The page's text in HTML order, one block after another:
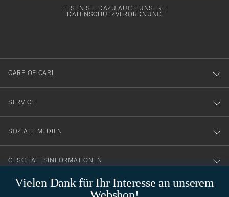
Vielen Dank für Ihr Interesse an unserem
dig
till
vårt
nyhetsbrev!
LESEN SIE DAZU AUCH UNSERE
DATENSCHUTZVERORDNUNG
CARE OF CARL
SERVICE
SOZIALE MEDIEN
GESCHÄFTSINFORMATIONEN